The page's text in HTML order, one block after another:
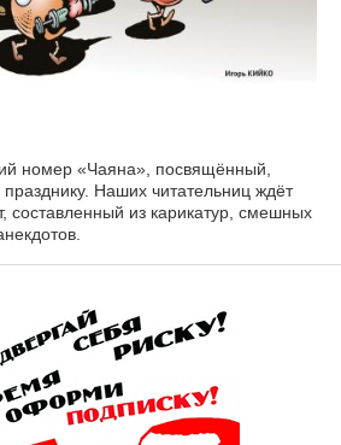
номер «Чаяна», посвящённый,
читательниц ждёт
составленный из карикатур, смешных